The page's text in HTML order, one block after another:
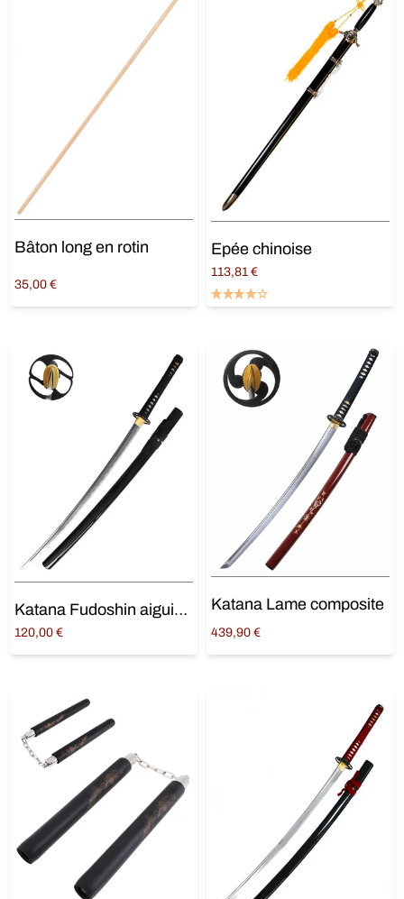
Bâton long en rotin
35,00 €
Ajouter au panier
Epée chinoise
113,81 €
Ajouter au panier
Katana Fudoshin aiguisé Maru 1045
120,00 €
Ajouter au panier
Katana Lame composite
439,90 €
Ajouter au panier